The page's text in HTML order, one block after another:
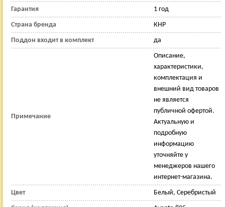
Гарантия 1 год
Страна бренда КНР
Поддон входит в комплект да
Примечание
Описание,
характеристики,
комплектация и
внешний вид товаров
не является
публичной офертой.
Актуальную и
подробную
информацию
уточняйте у
менеджеров нашего
интернет-магазина.
Цвет Белый, Серебристый